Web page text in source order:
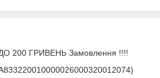
200 ГРИВЕНЬ Замовлення !!!!